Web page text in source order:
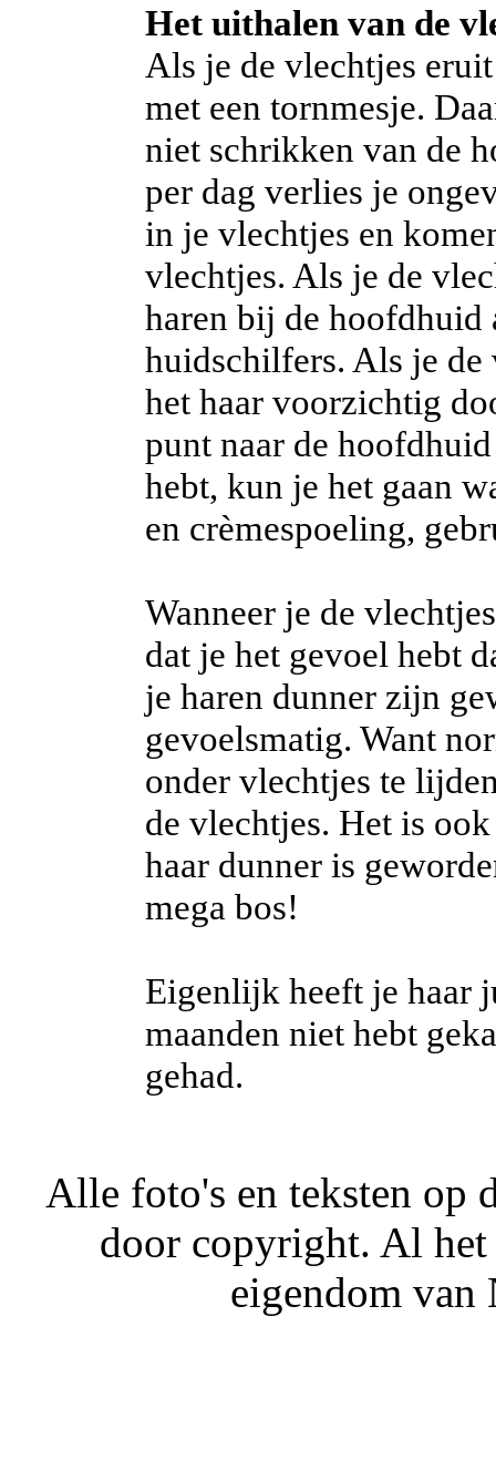
Het uithalen van de
Als je de vlechtjes
met een tornmesje.
niet schrikken van de
per dag verlies je
in je vlechtjes en
vlechtjes. Als je de
haren bij de hoofdhuid
huidschilfers. Als je de
het haar voorzichtig
punt naar de
hebt, kun je het gaan
en crèmespoeling,
Wanneer je de
dat je het gevoel hebt
je haren dunner zijn
gevoelsmatig. Want
onder vlechtjes te
de vlechtjes. Het is
haar dunner is
mega bos!
Eigenlijk heeft je haar
maanden niet hebt
gehad.
Alle foto's en teksten op
door copyright. Al het
eigendom